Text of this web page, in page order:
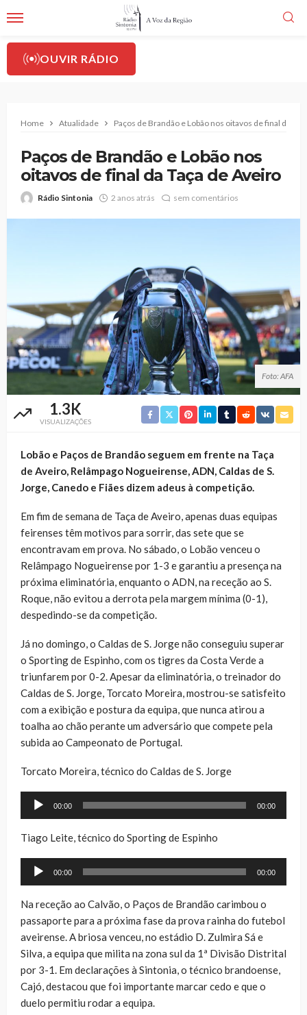
OUVIR RÁDIO
Home Atualidade Paços de Brandão e Lobão nos oitavos de final da
Paços de Brandão e Lobão nos
oitavos de final da Taça de Aveiro
Rádio Sintonia 2 anos atrás sem comentários
Foto: AFA
1.3K
VISUALIZAÇÕES
Lobão e Paços de Brandão seguem em frente na Taça
de Aveiro, Relâmpago Nogueirense, ADN, Caldas de S.
Jorge, Canedo e Fiães dizem adeus à competição.
Em fim de semana de Taça de Aveiro, apenas duas equipas
feirenses têm motivos para sorrir, das sete que se
encontravam em prova. No sábado, o Lobão venceu o
Relâmpago Nogueirense por 1-3 e garantiu a presença na
próxima eliminatória, enquanto o ADN, na receção ao S.
Roque, não evitou a derrota pela margem mínima (0-1),
despedindo-se da competição.
Já no domingo, o Caldas de S. Jorge não conseguiu superar
o Sporting de Espinho, com os tigres da Costa Verde a
triunfarem por 0-2. Apesar da eliminatória, o treinador do
Caldas de S. Jorge, Torcato Moreira, mostrou-se satisfeito
com a exibição e postura da equipa, que nunca atirou a
toalha ao chão perante um adversário que compete pela
subida ao Campeonato de Portugal.
Torcato Moreira, técnico do Caldas de S. Jorge
Reprodutor
áudio
00:00 00:00
Tiago Leite, técnico do Sporting de Espinho
Reprodutor
áudio
00:00 00:00
Na receção ao Calvão, o Paços de Brandão carimbou o
passaporte para a próxima fase da prova rainha do futebol
aveirense. A briosa venceu, no estádio D. Zulmira Sá e
Silva, a equipa que milita na zona sul da 1ª Divisão Distrital
por 3-1. Em declarações à Sintonia, o técnico brandoense,
Cajó, destacou que foi importante marcar cedo e que o
duelo permitiu rodar a equipa.